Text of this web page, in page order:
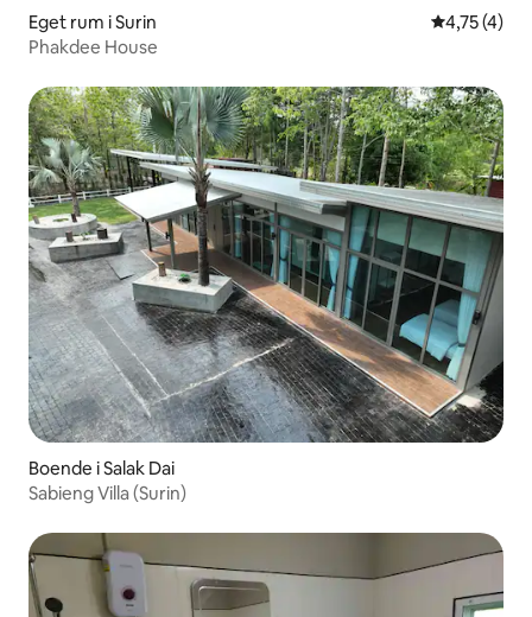
Eget rum i Surin 4,75 av 5 i
4,75 (4)
Phakdee House
Boende i Salak Dai
Sabieng Villa (Surin)